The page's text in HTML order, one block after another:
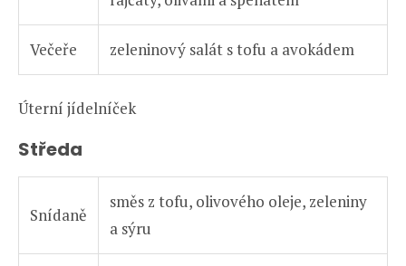
Večeře zeleninový salát s tofu a avokádem
Úterní jídelníček
Středa
Snídaně
směs z tofu, olivového oleje, zeleniny
a sýru